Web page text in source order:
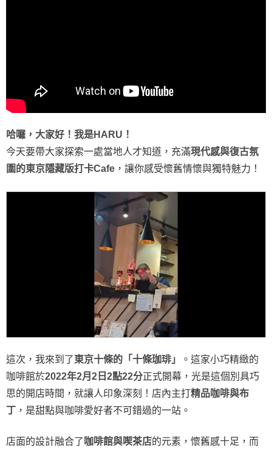
哈囉，大家好！我是HARU！
今天要帶大家探索一處當地人才知道，充滿現代感與復古氛
圍的東京隱藏版打卡Cafe ，讓你感受懷舊情懷與獨特魅力！
這次，我來到了東京十條的「十條珈琲」
。這家小巧精緻的
咖啡館於2022年2月2日2點22分正式開幕，光是這個別具巧
思的開店時間，就讓人印象深刻！店內主打精品咖啡與布
丁 ，是甜點與咖啡愛好者不可錯過的一站。
店面的設計融合了 咖啡館與喫茶店的元素，懷舊感十足，而